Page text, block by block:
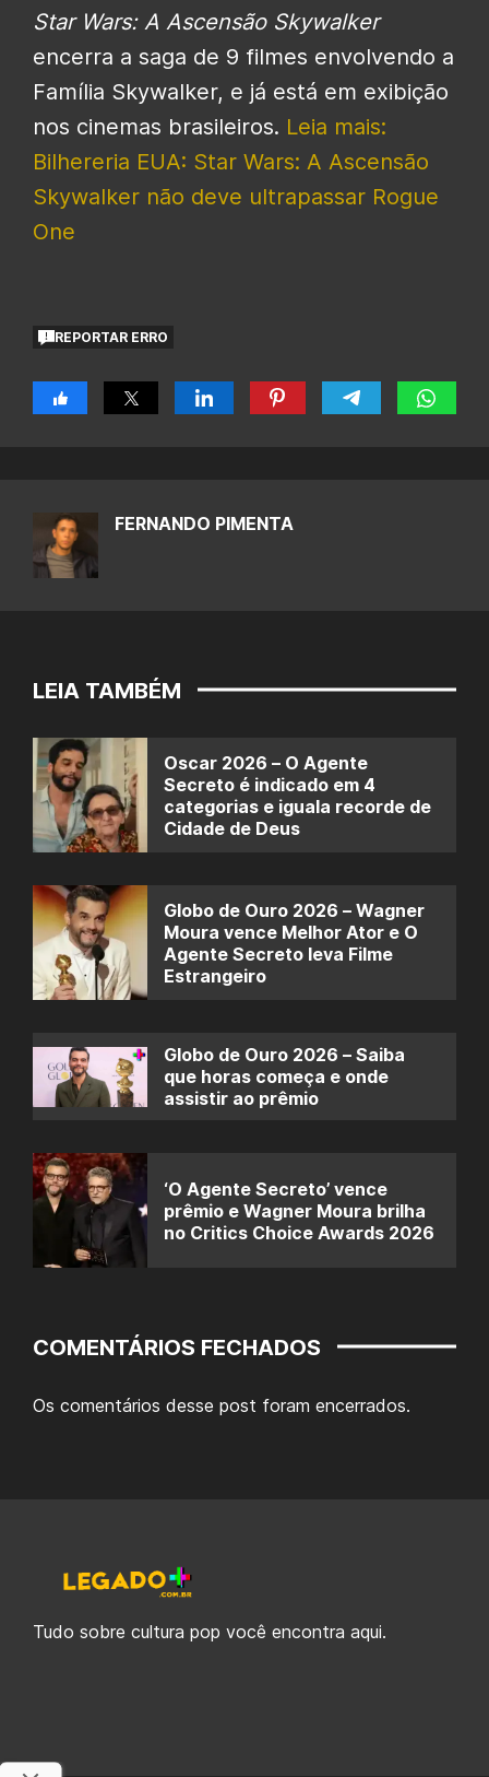
Star Wars: A Ascensão Skywalker
encerra a saga de 9 filmes envolvendo a
Família Skywalker, e já está em exibição
nos cinemas brasileiros. Leia mais:
Bilhereria EUA: Star Wars: A Ascensão
Skywalker não deve ultrapassar Rogue
One
REPORTAR ERRO
FERNANDO PIMENTA
LEIA TAMBÉM
Oscar 2026 – O Agente
Secreto é indicado em 4
categorias e iguala recorde de
Cidade de Deus
Globo de Ouro 2026 – Wagner
Moura vence Melhor Ator e O
Agente Secreto leva Filme
Estrangeiro
Globo de Ouro 2026 – Saiba
que horas começa e onde
assistir ao prêmio
‘O Agente Secreto’ vence
prêmio e Wagner Moura brilha
no Critics Choice Awards 2026
COMENTÁRIOS FECHADOS
Os comentários desse post foram encerrados.
Tudo sobre cultura pop você encontra aqui.